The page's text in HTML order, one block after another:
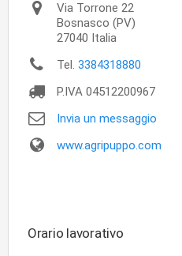
Via Torrone 22
Bosnasco (PV)
27040 Italia
Tel. 3384318880
P.IVA 04512200967
Invia un messaggio
www.agripuppo.com
Orario lavorativo